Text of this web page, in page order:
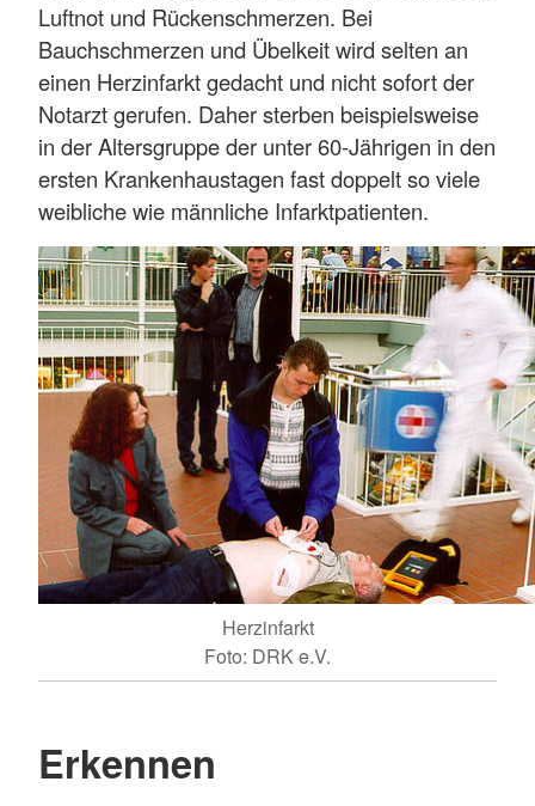
Herzinfarkt
Foto: DRK e.V.
Luftnot und Rückenschmerzen. Bei
Bauchschmerzen und Übelkeit wird selten an
einen Herzinfarkt gedacht und nicht sofort der
Notarzt gerufen. Daher sterben beispielsweise
in der Altersgruppe der unter 60-Jährigen in den
ersten Krankenhaustagen fast doppelt so viele
weibliche wie männliche Infarktpatienten.
Erkennen